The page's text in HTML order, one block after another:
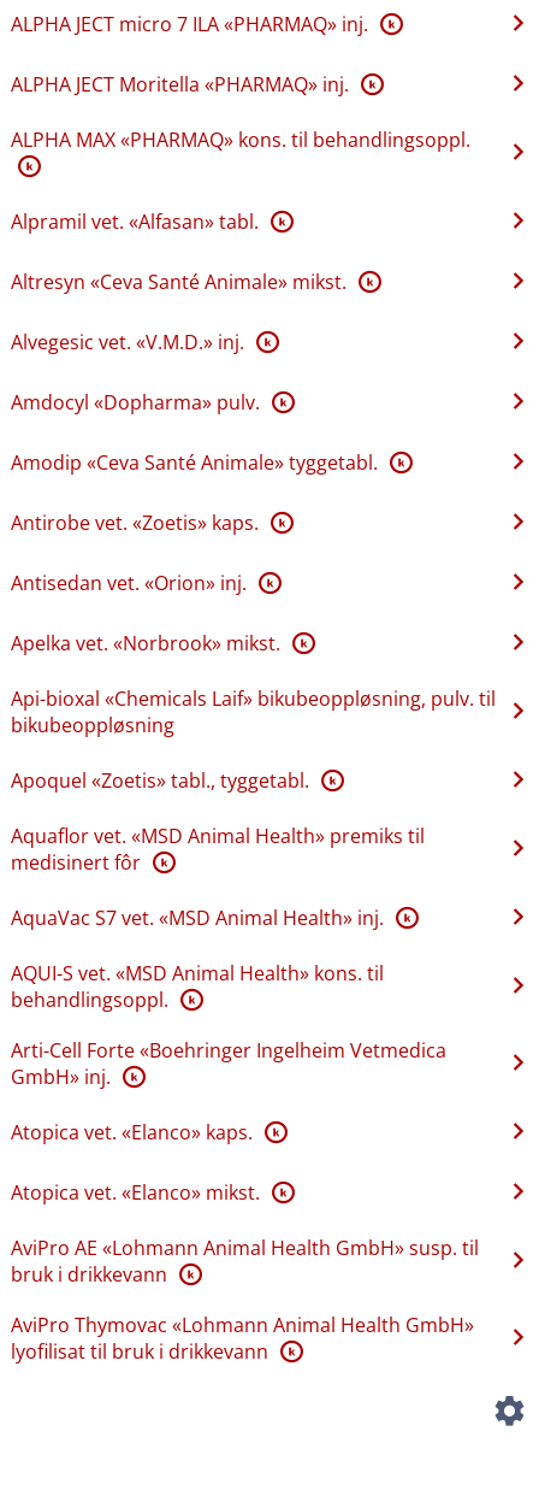
ALPHA JECT micro 7 ILA «PHARMAQ» inj. K
ALPHA JECT Moritella «PHARMAQ» inj. K
ALPHA MAX «PHARMAQ» kons. til behandlingsoppl.
K
Alpramil vet. «Alfasan» tabl. K
Altresyn «Ceva Santé Animale» mikst. K
Alvegesic vet. «V.M.D.» inj. K
Amdocyl «Dopharma» pulv. K
Amodip «Ceva Santé Animale» tyggetabl. K
Antirobe vet. «Zoetis» kaps. K
Antisedan vet. «Orion» inj. K
Apelka vet. «Norbrook» mikst. K
Api-bioxal «Chemicals Laif» bikubeoppløsning, pulv. til
bikubeoppløsning
Apoquel «Zoetis» tabl., tyggetabl. K
Aquaflor vet. «MSD Animal Health» premiks til
medisinert fôr K
AquaVac S7 vet. «MSD Animal Health» inj. K
AQUI-S vet. «MSD Animal Health» kons. til
behandlingsoppl. K
Arti-Cell Forte «Boehringer Ingelheim Vetmedica
GmbH» inj. K
Atopica vet. «Elanco» kaps. K
Atopica vet. «Elanco» mikst. K
AviPro AE «Lohmann Animal Health GmbH» susp. til
bruk i drikkevann K
AviPro Thymovac «Lohmann Animal Health GmbH»
lyofilisat til bruk i drikkevann K